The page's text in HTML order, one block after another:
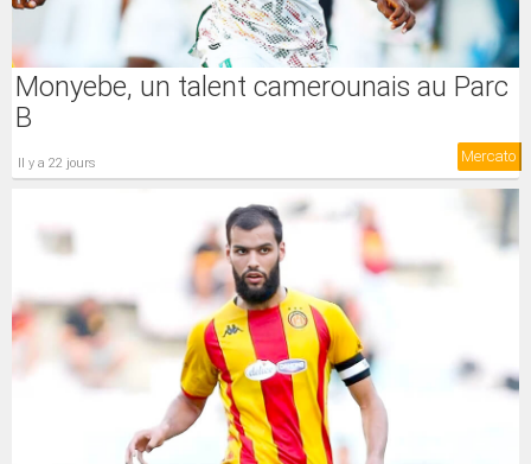
Monyebe, un talent camerounais au Parc
B
il y a 22 jours Mercato